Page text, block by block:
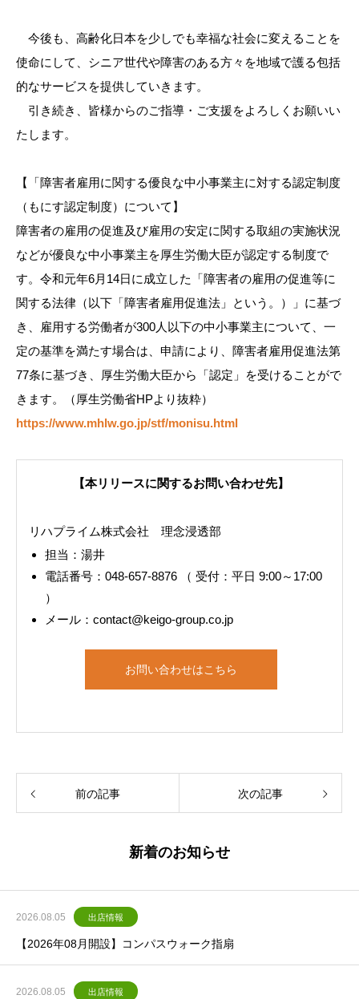
今後も、高齢化日本を少しでも幸福な社会に変えることを
使命にして、シニア世代や障害のある方々を地域で護る包括
的なサービスを提供していきます。
引き続き、皆様からのご指導・ご支援をよろしくお願いい
たします。
【「障害者雇用に関する優良な中小事業主に対する認定制度
（もにす認定制度）について】
障害者の雇用の促進及び雇用の安定に関する取組の実施状況
などが優良な中小事業主を厚生労働大臣が認定する制度で
す。令和元年6月14日に成立した「障害者の雇用の促進等に
関する法律（以下「障害者雇用促進法」という。）」に基づ
き、雇用する労働者が300人以下の中小事業主について、一
定の基準を満たす場合は、申請により、障害者雇用促進法第
77条に基づき、厚生労働大臣から「認定」を受けることがで
きます。（厚生労働省HPより抜粋）
https://www.mhlw.go.jp/stf/monisu.html
【本リリースに関するお問い合わせ先】
リハプライム株式会社 理念浸透部
担当：湯井
電話番号：048-657-8876 （ 受付：平日 9:00～17:00
）
メール：contact@keigo-group.co.jp
お問い合わせはこちら
前の記事 次の記事
新着のお知らせ
2026.08.05 出店情報
【2026年08月開設】コンパスウォーク指扇
2026.08.05 出店情報